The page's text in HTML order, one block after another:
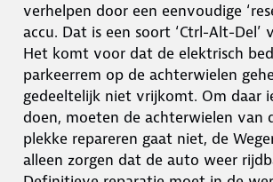
verhelpen door een eenvoudige
accu. Dat is een soort ‘Ctrl-Alt-Del’
Het komt voor dat de elektrisch
parkeerrem op de achterwielen
gedeeltelijk niet vrijkomt. Om daar
doen, moeten de achterwielen van
plekke repareren gaat niet, de
alleen zorgen dat de auto weer